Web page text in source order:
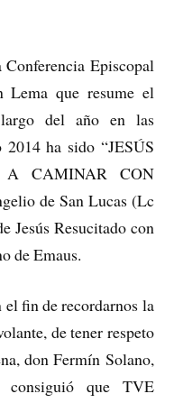
Episcopal
Lema que resume el
del año en las
ha sido “JESÚS
CAMINAR CON
de San Lucas (Lc
Jesús Resucitado con
de Emaus.
fin de recordarnos la
de tener respeto
don Fermín Solano,
consiguió que TVE